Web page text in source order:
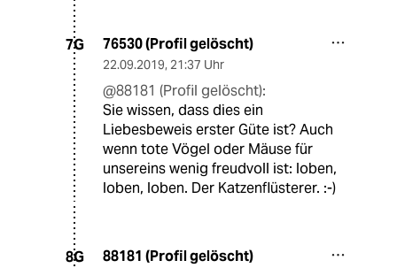
7G 76530 (Profil gelöscht)
22.09.2019, 21:37 Uhr
@88181 (Profil gelöscht):
Sie wissen, dass dies ein
Liebesbeweis erster Güte ist? Auch
wenn tote Vögel oder Mäuse für
unsereins wenig freudvoll ist: loben,
loben, loben. Der Katzenflüsterer. :-)
8G 88181 (Profil gelöscht)